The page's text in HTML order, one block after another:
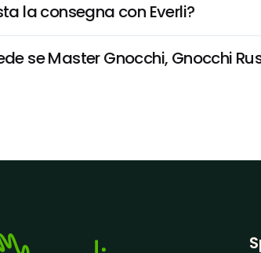
la consegna con Everli?
se Master Gnocchi, Gnocchi